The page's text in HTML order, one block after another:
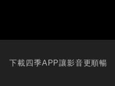
下載四季APP讓影音更順暢